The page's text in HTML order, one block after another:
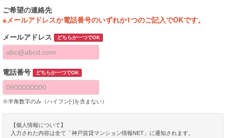
ご希望の連絡先
※メールアドレスか電話番号のいずれか1つのご記入でOKです。
メールアドレス どちらか一つでOK
電話番号 どちらか一つでOK
※半角数字のみ（ハイフン[-]を含まない）
【個人情報について】
入力された内容は全て「神戸賃貸マンション情報NET」に通知されます。